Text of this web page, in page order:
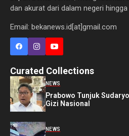
dan akurat dari dalam negeri
Email: bekanews.id[at]gmail.com
Curated Collections
NEWS
Prabowo Tunjuk
Gizi Nasional
NEWS